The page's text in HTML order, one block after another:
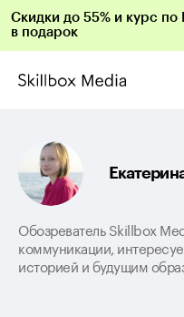
Скидки до 55% и курс по
в подарок
Обозреватель Skillbox
коммуникации,
историей и будущим